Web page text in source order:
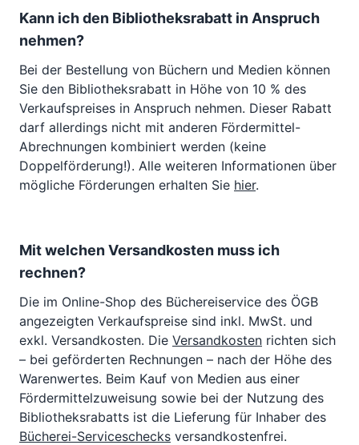
Kann ich den Bibliotheksrabatt in Anspruch
nehmen?
Bei der Bestellung von Büchern und Medien können
Sie den Bibliotheksrabatt in Höhe von 10 % des
Verkaufspreises in Anspruch nehmen. Dieser Rabatt
darf allerdings nicht mit anderen Fördermittel-
Abrechnungen kombiniert werden (keine
Doppelförderung!). Alle weiteren Informationen über
mögliche Förderungen erhalten Sie hier.
Mit welchen Versandkosten muss ich
rechnen?
Die im Online-Shop des Büchereiservice des ÖGB
angezeigten Verkaufspreise sind inkl. MwSt. und
exkl. Versandkosten. Die Versandkosten richten sich
– bei geförderten Rechnungen – nach der Höhe des
Warenwertes. Beim Kauf von Medien aus einer
Fördermittelzuweisung sowie bei der Nutzung des
Bibliotheksrabatts ist die Lieferung für Inhaber des
Bücherei-Serviceschecks versandkostenfrei.